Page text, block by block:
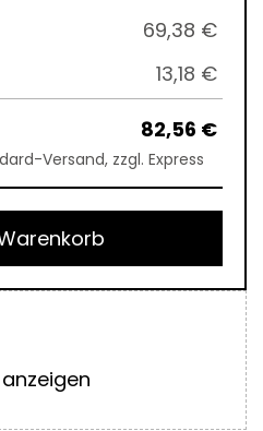
69,38 €
13,18 €
82,56 €
Versand, zzgl. Express